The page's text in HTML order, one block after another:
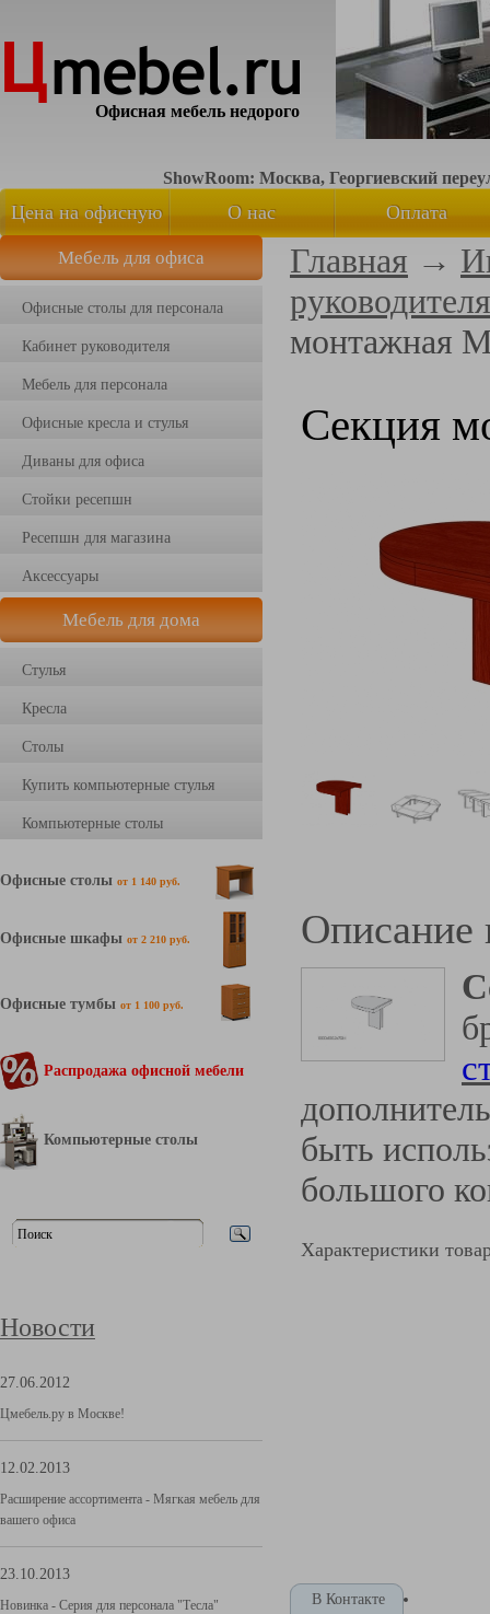
Офисная мебель недорого
ShowRoom: Москва, Георгиевский
Цена на офисную
мебель
О нас Оплата
Мебель для офиса
Офисные столы для персонала
Кабинет руководителя
Мебель для персонала
Офисные кресла и стулья
Диваны для офиса
Стойки ресепшн
Ресепшн для магазина
Аксессуары
Мебель для дома
Стулья
Кресла
Столы
Купить компьютерные стулья
Компьютерные столы
Офисные столы от 1 140 руб.
Офисные шкафы от 2 210 руб.
Офисные тумбы от 1 100 руб.
Распродажа офисной мебели
Компьютерные столы
Новости
27.06.2012
Цмебель.ру в Москве!
12.02.2013
Расширение ассортимента - Мягкая мебель для
вашего офиса
23.10.2013
Новинка - Серия для персонала "Тесла"
Главная →
монтажная
Секция
Описание
быть
большого
Характеристики
В Контакте